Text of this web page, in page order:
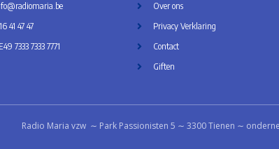
41 47 47
7333 7333 7771
Over ons
Privacy Verklaring
Contact
Giften
Radio Maria vzw ∼ Park Passionisten 5 ∼ 3300 Tienen ∼